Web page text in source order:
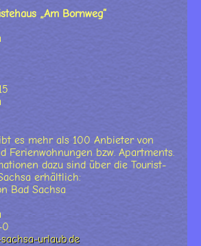
„Am Bornweg“
es mehr als 100 Anbieter von
Ferienwohnungen bzw. Apartments.
dazu sind über die Tourist-
erhältlich:
Bad Sachsa
0
urlaub.de